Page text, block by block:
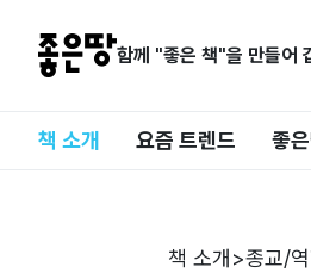
함께 "좋은 책"을 만들어
책 소개 요즘 트렌드 좋
책 소개 >종교/